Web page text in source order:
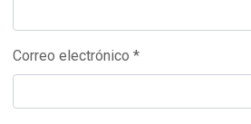
Correo electrónico *